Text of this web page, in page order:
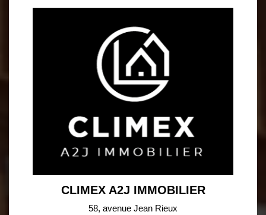
CLIMEX A2J IMMOBILIER
58, avenue Jean Rieux